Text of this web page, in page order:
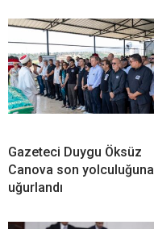
Gazeteci Duygu Öksüz
Canova son yolculuğuna
uğurlandı